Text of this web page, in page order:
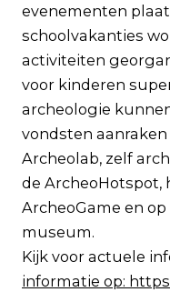
evenementen
schoolvakanties
activiteiten
voor kinderen
archeologie
vondsten
Archeolab, zelf
de ArcheoHotspot,
ArcheoGame en
museum.
Kijk voor actuele
informatie op: